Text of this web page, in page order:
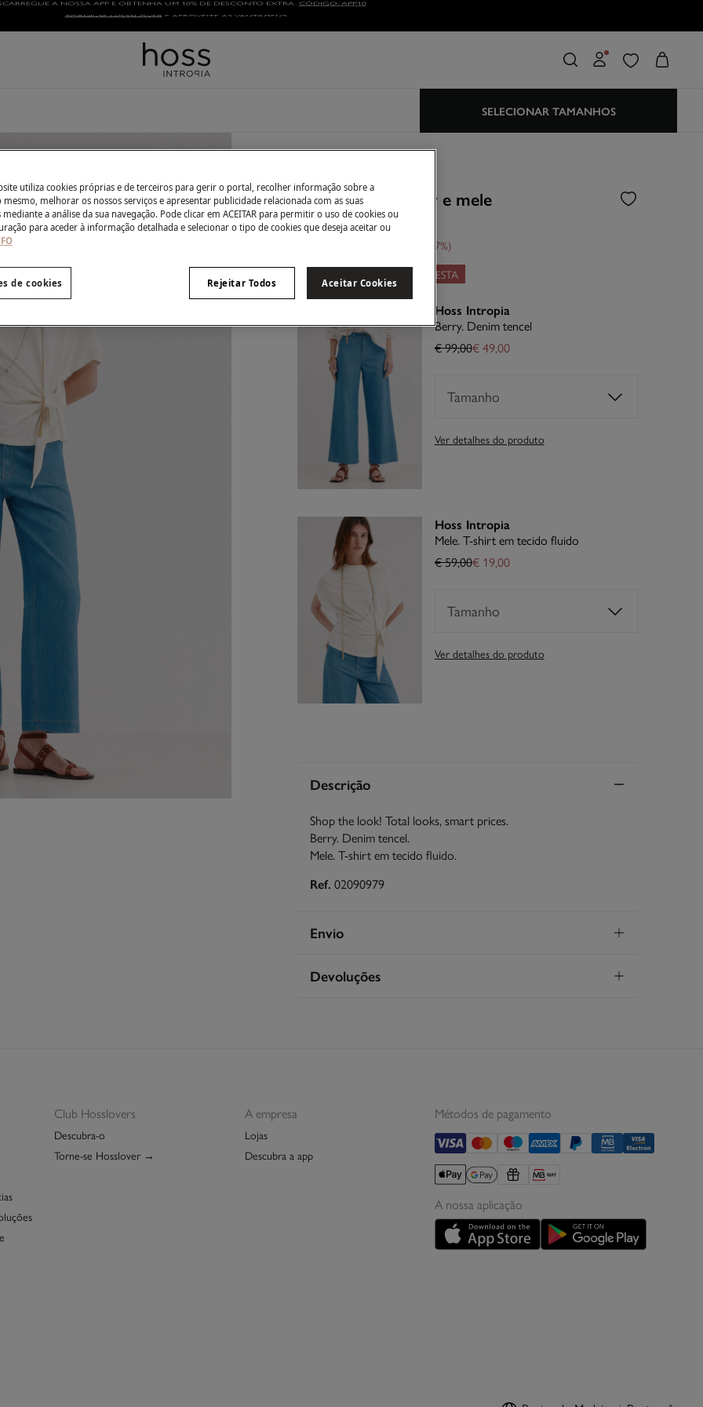
TORNE-SE HOSSLOVERE APROVEITE AS VANTAGENS
SELECIONAR TAMANHOS
Conjunto de berry e mele
€ 68,00
57
TODO O LOOK: -10% NA CESTA
Hoss Intropia
Berry. Denim tencel
€ 49,00
€ 99,00
Tamanho
Ver detalhes do produto
Hoss Intropia
Mele. T-shirt em tecido fluido
€ 19,00
€ 59,00
Tamanho
Ver detalhes do produto
Descrição
Shop the look! Total looks, smart prices.
Berry. Denim tencel.
Mele. T-shirt em tecido fluido.
Ref. 02090979
Envio
STANDARD
Devoluções
Club Hosslovers
Descubra-o
Torne-se Hosslover →
A empresa
Lojas
Descubra a app
Métodos de pagamento
A nossa aplicação
utiliza cookies próprias e de terceiros para gerir o portal, recolher informação sobre a
mesmo, melhorar os nossos serviços e apresentar publicidade relacionada com as suas
a análise da sua navegação. Pode clicar em ACEITAR para permitir o uso de cookies ou
para aceder à informação detalhada e selecionar o tipo de cookies que deseja aceitar ou
Rejeitar Todos Aceitar Cookies
de cookies